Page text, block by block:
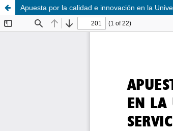
Apuesta por la calidad e innovación en la